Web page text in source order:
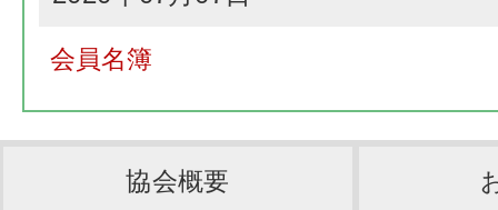
会員名簿
協会概要